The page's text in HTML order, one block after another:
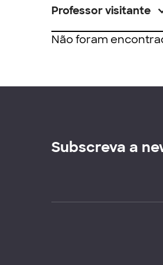
Professor visitante
Não foram
Subscreva a